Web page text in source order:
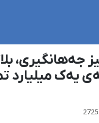
جەهانگیری،
یەک میلیارد